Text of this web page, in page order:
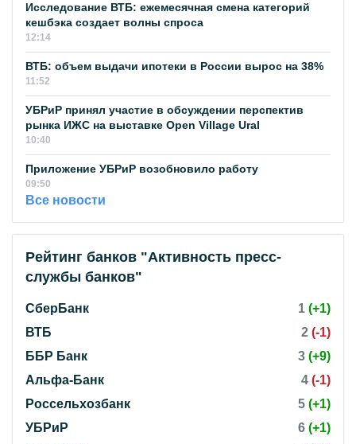
Исследование ВТБ: ежемесячная смена категорий
кешбэка создает волны спроса
12:14
ВТБ: объем выдачи ипотеки в России вырос на 38%
11:52
УБРиР принял участие в обсуждении перспектив
рынка ИЖС на выставке Open Village Ural
10:40
Приложение УБРиР возобновило работу
09:50
Все новости
Рейтинг банков "Активность пресс-
службы банков"
СберБанк 1 (+1)
ВТБ
2 (-1)
ББР Банк
3 (+9)
Альфа-Банк
4 (-1)
Россельхозбанк
5 (+1)
УБРиР
6 (+1)